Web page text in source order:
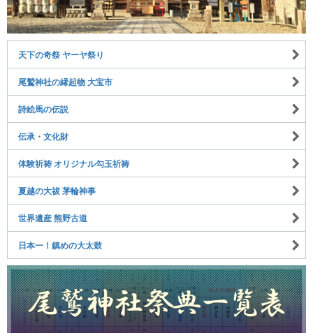
天下の奇祭 ヤーヤ祭り
尾鷲神社の縁起物 大宝市
詩絵馬の伝説
伝承・文化財
体験祈祷 オリジナル勾玉祈祷
夏越の大祓 茅輪神事
世界遺産 熊野古道
日本一！鎮めの大太鼓